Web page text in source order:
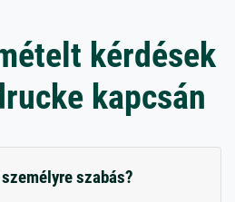
kérdések
kapcsán
szabás?